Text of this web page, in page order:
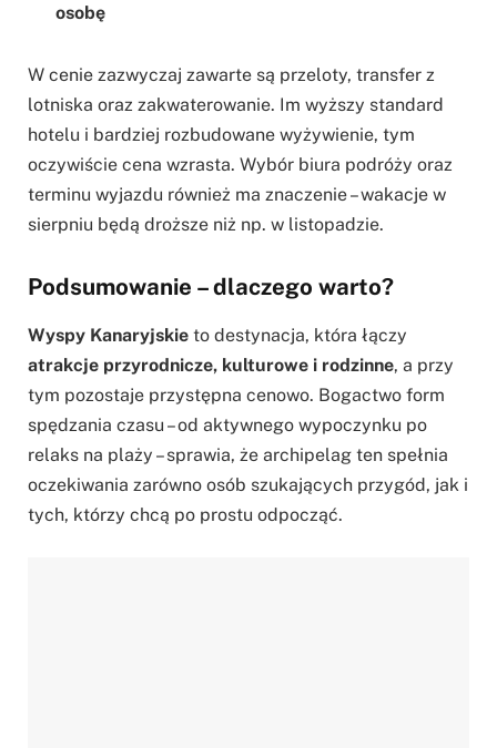
osobę
W cenie zazwyczaj zawarte są przeloty, transfer z
lotniska oraz zakwaterowanie. Im wyższy standard
hotelu i bardziej rozbudowane wyżywienie, tym
oczywiście cena wzrasta. Wybór biura podróży oraz
terminu wyjazdu również ma znaczenie – wakacje w
sierpniu będą droższe niż np. w listopadzie.
Podsumowanie – dlaczego warto?
Wyspy Kanaryjskie to destynacja, która łączy
atrakcje przyrodnicze, kulturowe i rodzinne, a przy
tym pozostaje przystępna cenowo. Bogactwo form
spędzania czasu – od aktywnego wypoczynku po
relaks na plaży – sprawia, że archipelag ten spełnia
oczekiwania zarówno osób szukających przygód, jak i
tych, którzy chcą po prostu odpocząć.